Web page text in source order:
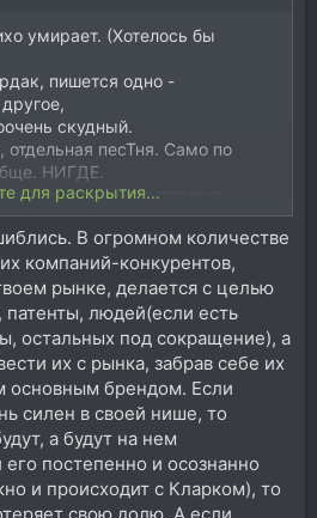
умирает. (Хотелось бы
пишется одно -
скудный.
отдельная песТня. Само по
НИГДЕ.
отдельные аппараты
везде - с припиской
- отсутствует.
для раскрытия...
В огромном количестве
компаний-конкурентов,
рынке, делается с целью
патенты, людей(если есть
остальных под сокращение), а
их с рынка, забрав себе их
основным брендом. Если
силен в своей нише, то
а будут на нем
его постепенно и осознанно
и происходит с Кларком), то